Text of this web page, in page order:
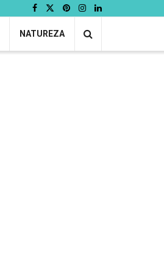
NATUREZA